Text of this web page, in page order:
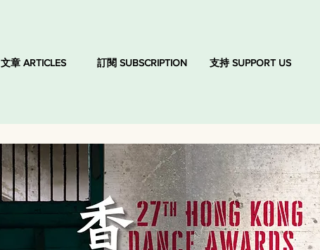
文章 ARTICLES 訂閱 SUBSCRIPTION 支持 SUPPORT US